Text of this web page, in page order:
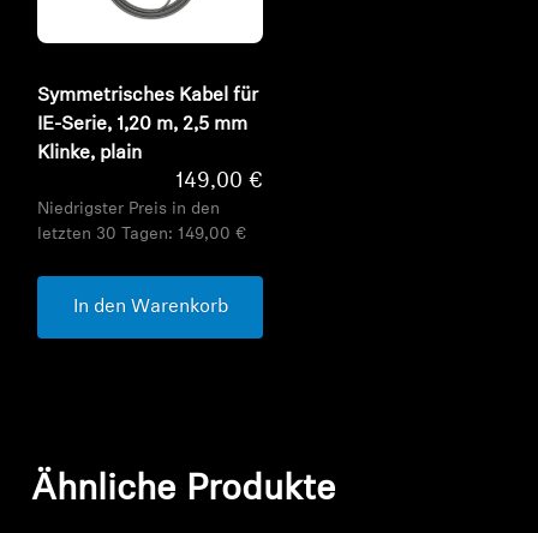
Symmetrisches Kabel für
IE-Serie, 1,20 m, 2,5 mm
Klinke, plain
149,00 €
Niedrigster Preis in den
letzten 30 Tagen: 149,00 €
In den Warenkorb
Ähnliche Produkte